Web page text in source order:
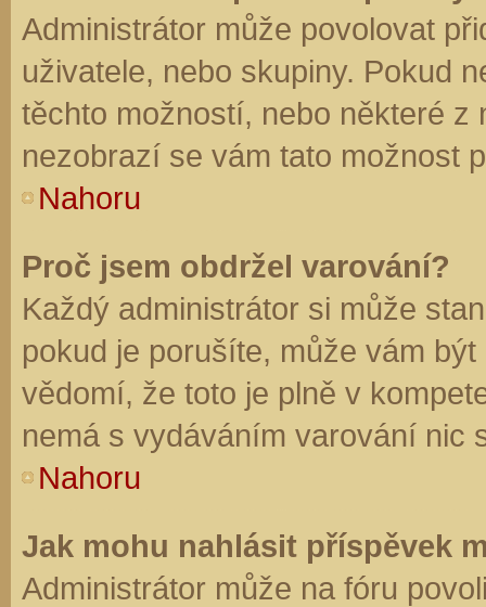
Administrátor může povolovat
uživatele, nebo skupiny. Pokud
těchto možností, nebo některé z
nezobrazí se vám tato možnost
Nahoru
Proč jsem obdržel varování?
Každý administrátor si může
pokud je porušíte, může vám
vědomí, že toto je plně v
nemá s vydáváním varování nic
Nahoru
Jak mohu nahlásit příspěvek
Administrátor může na fóru